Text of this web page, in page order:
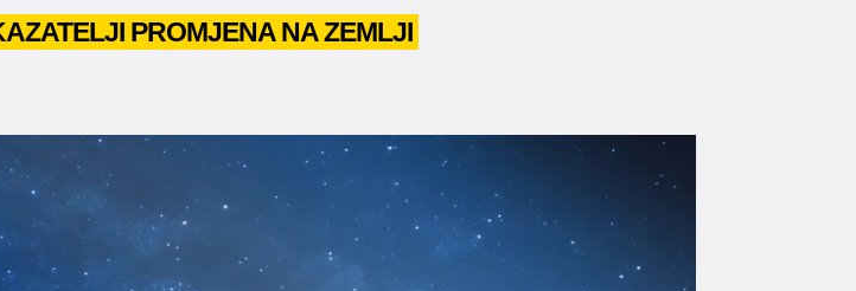
PROMJENA NA ZEMLJI